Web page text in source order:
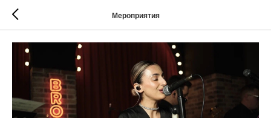
Мероприятия